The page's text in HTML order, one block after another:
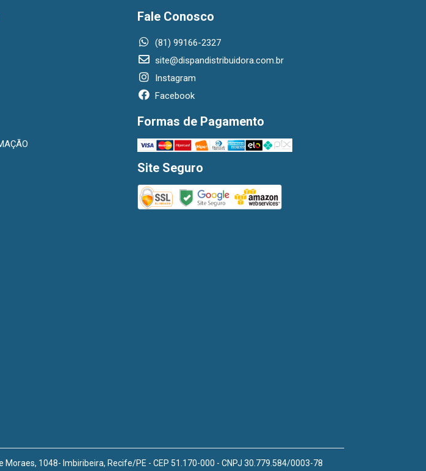
Fale Conosco
(81) 99166-2327
site@dispandistribuidora.com.br
Instagram
Facebook
Formas de Pagamento
Site Seguro
1048- Imbiribeira, Recife/PE - CEP 51.170-000 - CNPJ 30.779.584/0003-78